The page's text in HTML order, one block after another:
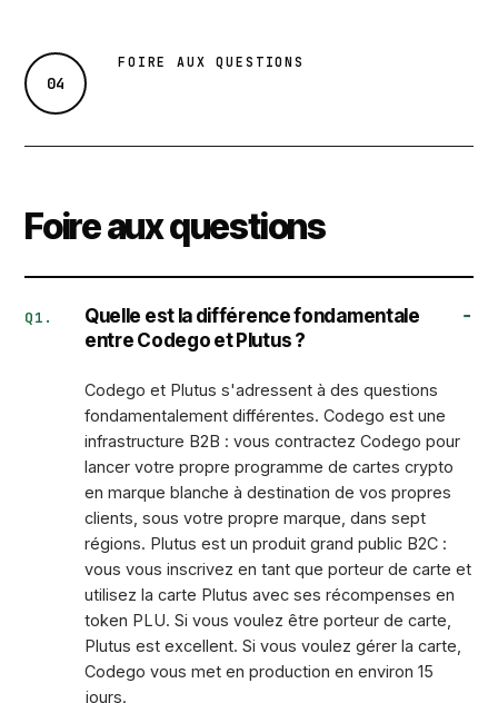
04
FOIRE AUX QUESTIONS
Foire aux questions
Q1.
Quelle est la différence fondamentale
entre Codego et Plutus ?
Codego et Plutus s'adressent à des questions
fondamentalement différentes. Codego est une
infrastructure B2B : vous contractez Codego pour
lancer votre propre programme de cartes crypto
en marque blanche à destination de vos propres
clients, sous votre propre marque, dans sept
régions. Plutus est un produit grand public B2C :
vous vous inscrivez en tant que porteur de carte et
utilisez la carte Plutus avec ses récompenses en
token PLU. Si vous voulez être porteur de carte,
Plutus est excellent. Si vous voulez gérer la carte,
Codego vous met en production en environ 15
jours.